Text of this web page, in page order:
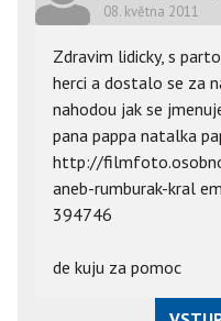
08. května 2011
Zdravim lidicky, s
herci a dostalo se za
nahodou jak se
pana pappa natalka
http://
aneb-rumburak-kral
394746
de kuju za pomoc